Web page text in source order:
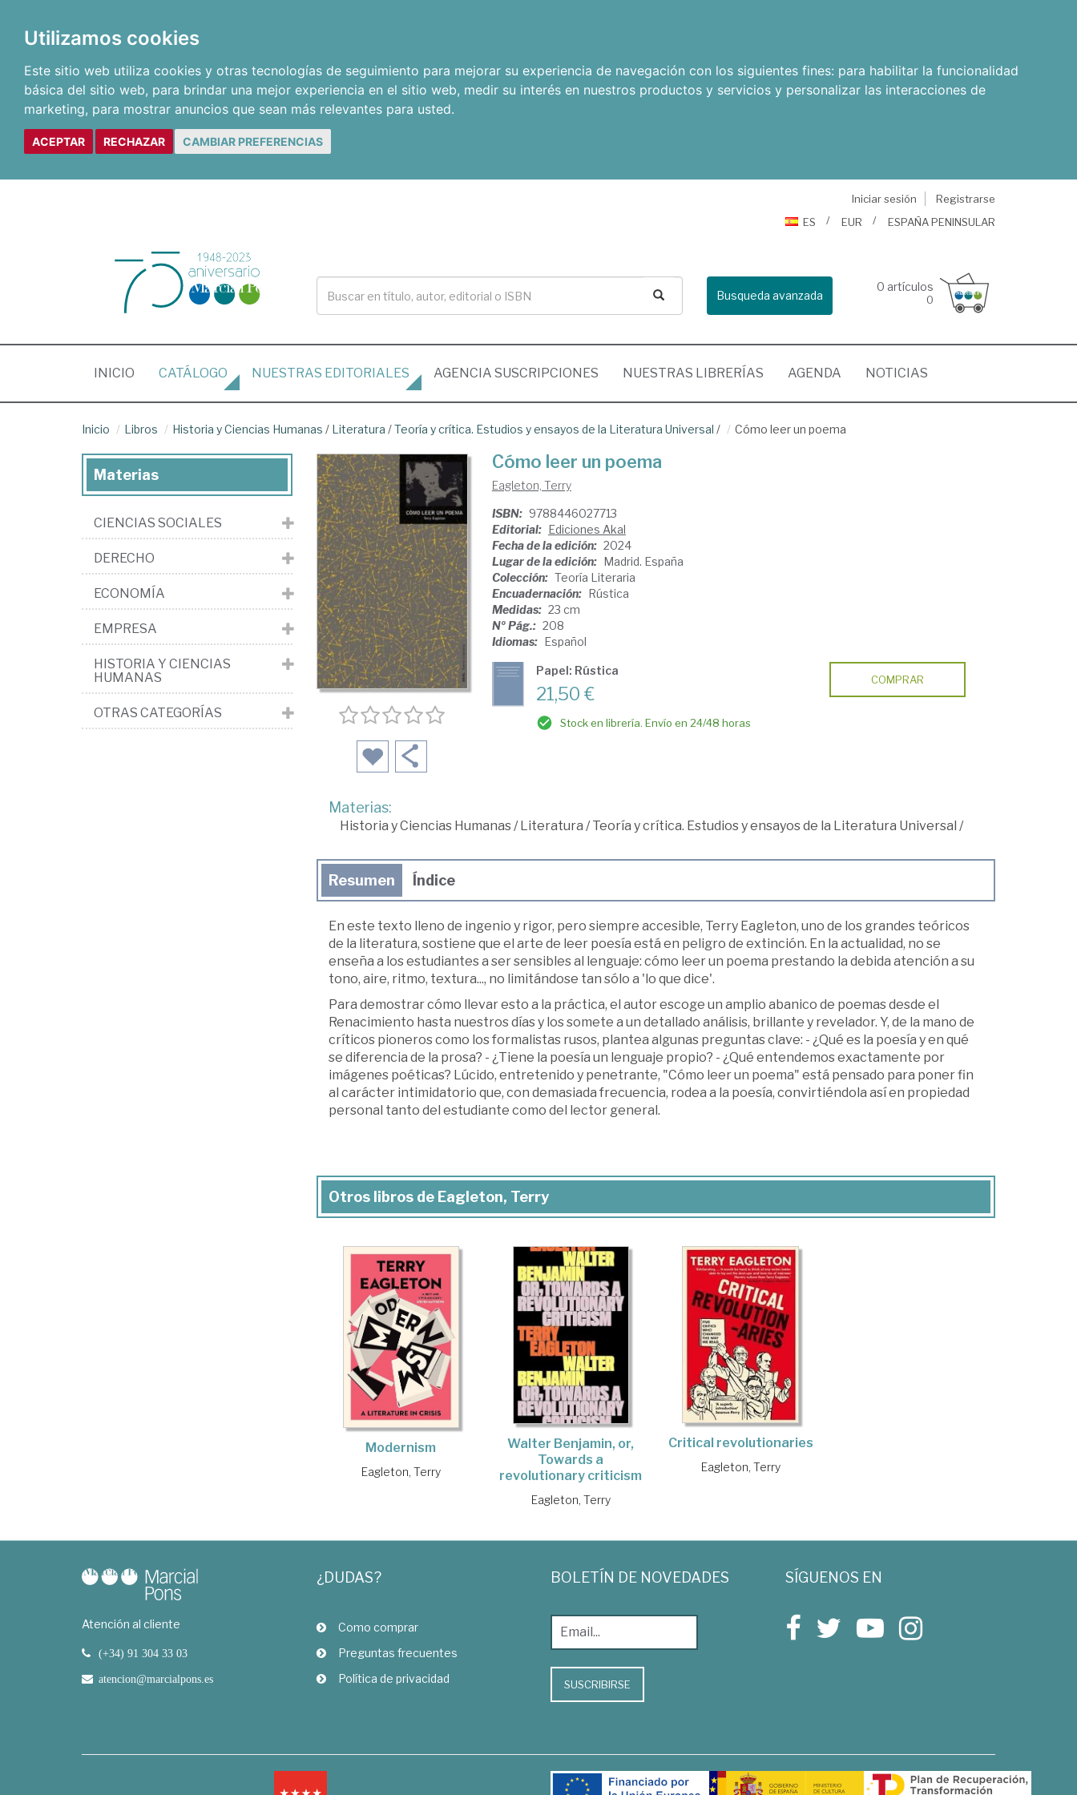
Utilizamos cookies
Este sitio web utiliza cookies y otras tecnologías de seguimiento para mejorar su experiencia de navegación con los siguientes fines: para habilitar la funcionalidad
básica del sitio web, para brindar una mejor experiencia en el sitio web, medir su interés en nuestros productos y servicios y personalizar las interacciones de
marketing, para mostrar anuncios que sean más relevantes para usted.
ACEPTAR RECHAZAR CAMBIAR PREFERENCIAS
Iniciar sesión
Registrarse
ES
EUR ESPAÑA PENINSULAR
Busqueda avanzada
0 artículos
0
INICIO (CURRENT)
CATÁLOGO NUESTRAS EDITORIALES AGENCIA SUSCRIPCIONES NUESTRAS LIBRERÍAS AGENDA NOTICIAS
Inicio Libros Historia y Ciencias Humanas / Literatura /Teoría y crítica. Estudios y ensayos de la Literatura Universal / Cómo leer un poema
Cómo leer un poema
Eagleton, Terry
ISBN: 9788446027713
Editorial: Ediciones Akal
Fecha de la edición: 2024
Lugar de la edición: Madrid. España
Colección: Teoría Literaria
Encuadernación: Rústica
Medidas: 23 cm
Nº Pág.: 208
Idiomas: Español
Papel: Rústica
21,50 €
Stock en librería. Envío en 24/48 horas
COMPRAR
Materias:
Historia y Ciencias Humanas/ Literatura /Teoría y crítica. Estudios y ensayos de la Literatura Universal /
Resumen Índice
En este texto lleno de ingenio y rigor, pero siempre accesible, Terry Eagleton, uno de los grandes teóricos
de la literatura, sostiene que el arte de leer poesía está en peligro de extinción. En la actualidad, no se
enseña a los estudiantes a ser sensibles al lenguaje: cómo leer un poema prestando la debida atención a su
tono, aire, ritmo, textura..., no limitándose tan sólo a 'lo que dice'.
Para demostrar cómo llevar esto a la práctica, el autor escoge un amplio abanico de poemas desde el
Renacimiento hasta nuestros días y los somete a un detallado análisis, brillante y revelador. Y, de la mano de
críticos pioneros como los formalistas rusos, plantea algunas preguntas clave: - ¿Qué es la poesía y en qué
se diferencia de la prosa? - ¿Tiene la poesía un lenguaje propio? - ¿Qué entendemos exactamente por
imágenes poéticas? Lúcido, entretenido y penetrante, "Cómo leer un poema" está pensado para poner fin
al carácter intimidatorio que, con demasiada frecuencia, rodea a la poesía, convirtiéndola así en propiedad
personal tanto del estudiante como del lector general.
Otros libros de Eagleton, Terry
Modernism
Eagleton, Terry
Walter Benjamin, or,
Towards a
revolutionary criticism
Eagleton, Terry
Critical revolutionaries
Eagleton, Terry
Materias
CIENCIAS SOCIALES
DERECHO
ECONOMÍA
EMPRESA
HISTORIA Y CIENCIAS
HUMANAS
OTRAS CATEGORÍAS
Atención al cliente
(+34) 91 304 33 03
atencion@marcialpons.es
¿DUDAS?
Como comprar
Preguntas frecuentes
Política de privacidad
BOLETÍN DE NOVEDADES
SUSCRIBIRSE
SÍGUENOS EN